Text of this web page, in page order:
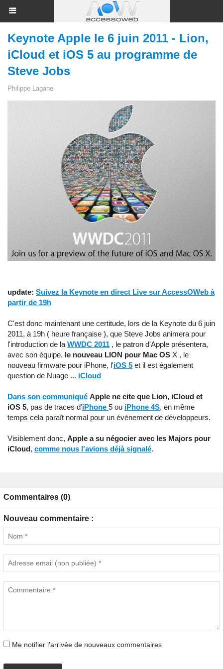
Keynote Apple le 6 juin 2011 - Lion,
iCloud et iOS 5 au programme de
Steve Jobs
Philippe Lagane
update: Suivez la Keynote en direct Live sur AccessOWeb à
partir de 19h
C'est donc maintenant une certitude, lors de la Keynote du 6 juin
2011, à 19h ( heure française ), que Steve Jobs animera pour
l'introduction de la WWDC 2011 , le patron d'Apple présentera,
avec son équipe, le nouveau LION pour Mac OS X , le
nouveau firmware pour iPhone, l'iOS 5 et il est également
question de Nuage ... iCloud
Dans son communiqué Apple ne cite que Lion, iCloud et
iOS 5, pas de traces d'iPhone 5 ou iPhone 4S, en même
temps cela paraît normal pour un évènement de développeurs.
Visiblement donc, Apple a su négocier avec les Majors pour
iCloud, comme nous l'avions déjà signalé.
Commentaires (0)
Nouveau commentaire :
Me notifier l'arrivée de nouveaux commentaires